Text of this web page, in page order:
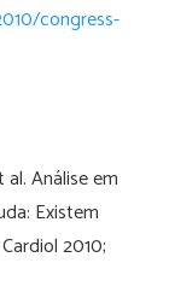
congress-
Análise em
Existem
2010;